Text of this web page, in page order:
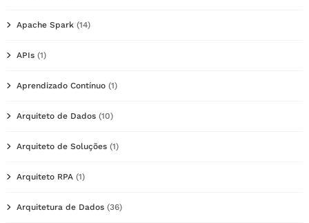
Apache Spark (14)
APIs (1)
Aprendizado Contínuo (1)
Arquiteto de Dados (10)
Arquiteto de Soluções (1)
Arquiteto RPA (1)
Arquitetura de Dados (36)